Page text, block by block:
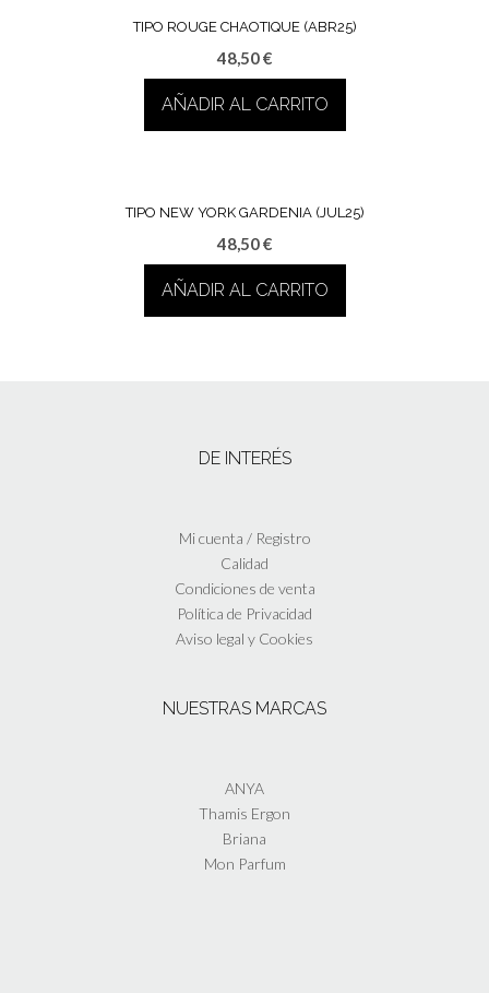
TIPO ROUGE CHAOTIQUE (ABR25)
48,50€
AÑADIR AL CARRITO
TIPO NEW YORK GARDENIA (JUL25)
48,50€
AÑADIR AL CARRITO
DE INTERÉS
Mi cuenta / Registro
Calidad
Condiciones de venta
Política de Privacidad
Aviso legal y Cookies
NUESTRAS MARCAS
ANYA
Thamis Ergon
Briana
Mon Parfum